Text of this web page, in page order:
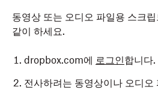
동영상 또는 오디오 파일용 스크
같이 하세요.
dropbox.com에 로그인합니다.
전사하려는 동영상이나 오디오